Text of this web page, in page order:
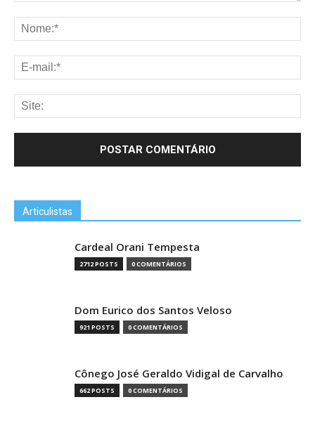
Articulistas
Cardeal Orani Tempesta
2712 POSTS 0 COMENTÁRIOS
Dom Eurico dos Santos Veloso
921 POSTS 0 COMENTÁRIOS
Cônego José Geraldo Vidigal de Carvalho
662 POSTS 0 COMENTÁRIOS